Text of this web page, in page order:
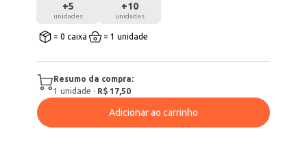
+5
unidades
+10
unidades
= 0 caixa = 1 unidade
Resumo da compra:
1 unidade · R$ 17,50
Adicionar ao carrinho